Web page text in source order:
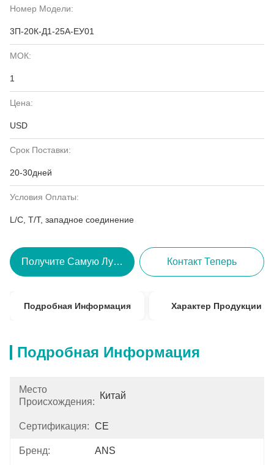
Номер Модели:
3П-20К-Д1-25А-ЕУ01
МОК:
1
Цена:
USD
Срок Поставки:
20-30дней
Условия Оплаты:
L/C, T/T, западное соединение
Получите Самую Лучшую Цену Контакт Теперь
Подробная Информация Характер Продукции
Подробная Информация
Место
Происхождения:
Китай
Сертификация: CE
Бренд: ANS